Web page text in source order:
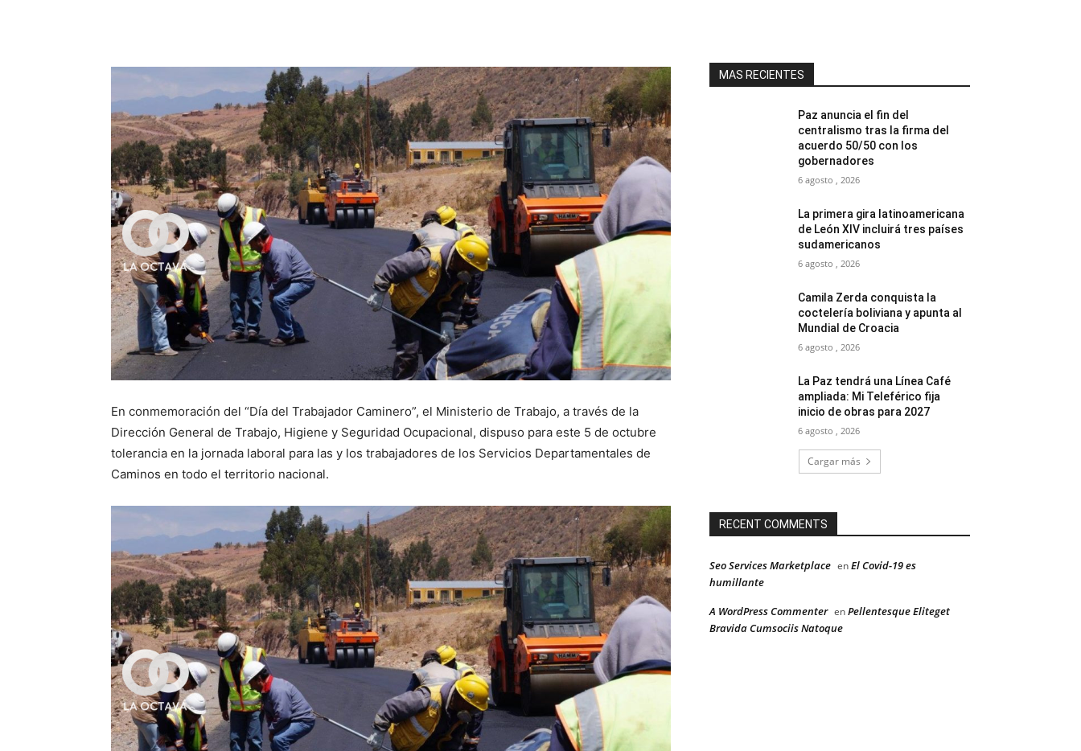
En conmemoración del “Día del Trabajador Caminero”, el Ministerio de Trabajo, a través de la
Dirección General de Trabajo, Higiene y Seguridad Ocupacional, dispuso para este 5 de octubre
tolerancia en la jornada laboral para las y los trabajadores de los Servicios Departamentales de
Caminos en todo el territorio nacional.
MAS RECIENTES
Paz anuncia el fin del
centralismo tras la firma del
acuerdo 50/50 con los
gobernadores
6 agosto , 2026
La primera gira latinoamericana
de León XIV incluirá tres países
sudamericanos
6 agosto , 2026
Camila Zerda conquista la
coctelería boliviana y apunta al
Mundial de Croacia
6 agosto , 2026
La Paz tendrá una Línea Café
ampliada: Mi Teleférico fija
inicio de obras para 2027
6 agosto , 2026
Cargar más
RECENT COMMENTS
Seo Services Marketplace enEl Covid-19 es
humillante
A WordPress Commenter enPellentesque Eliteget
Bravida Cumsociis Natoque